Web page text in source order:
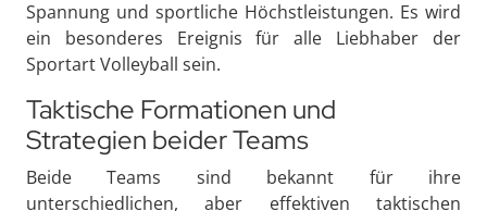
Spannung und sportliche Höchstleistungen. Es wird
ein besonderes Ereignis für alle Liebhaber der
Sportart Volleyball sein.
Taktische Formationen und
Strategien beider Teams
Beide Teams sind bekannt für ihre
unterschiedlichen, aber effektiven taktischen